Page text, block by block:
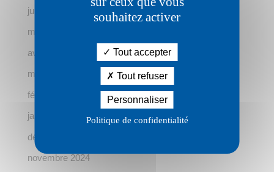
souhaitez activer
Tout accepter
Tout refuser
Personnaliser
Politique de confidentialité
juin 2025
mai 2025
avril 2025
mars 2025
février 2025
janvier 2025
décembre 2024
novembre 2024